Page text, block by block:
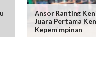
Ansor Ranting
Juara Pertama
Kepemimpinan